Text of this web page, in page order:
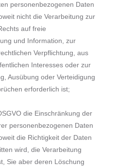
personenbezogenen Daten
nicht die Verarbeitung zur
auf freie
und Information, zur
Verpflichtung, aus
Interesses oder zur
Ausübung oder Verteidigung
erforderlich ist;
die Einschränkung der
personenbezogenen Daten
die Richtigkeit der Daten
wird, die Verarbeitung
Sie aber deren Löschung